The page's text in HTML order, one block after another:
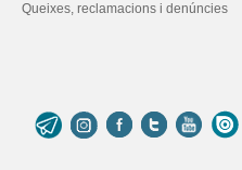
Queixes, reclamacions i denúncies